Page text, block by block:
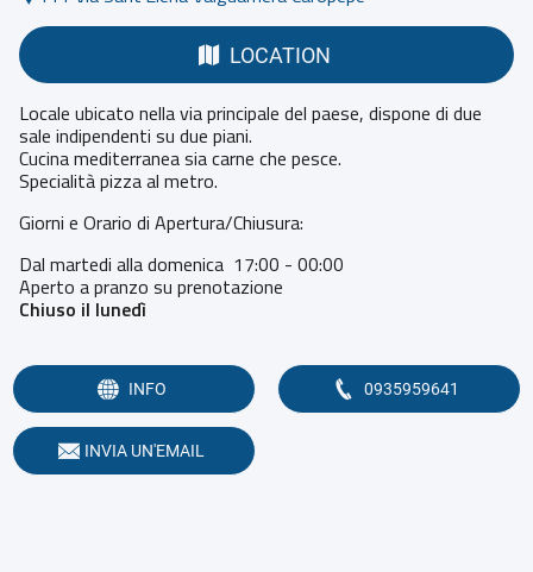
LOCATION
Locale ubicato nella via principale del paese, dispone di due
sale indipendenti su due piani.
Cucina mediterranea sia carne che pesce.
Specialità pizza al metro.
Giorni e Orario di Apertura/Chiusura:
Dal martedi alla domenica 17:00 - 00:00
Aperto a pranzo su prenotazione
Chiuso il lunedì
INFO 0935959641
INVIA UN'EMAIL